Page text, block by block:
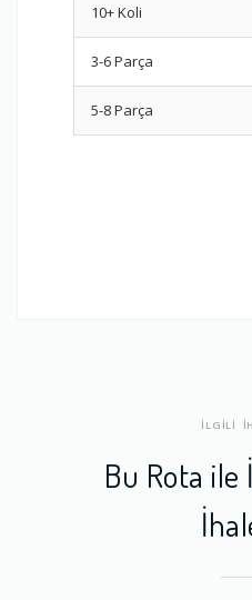
10+ Koli
3-6 Parça
5-8 Parça
İLGİLİ
Bu Rota ile